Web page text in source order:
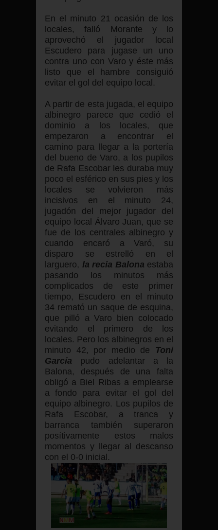
En el minuto 21 ocasión de los
locales, falló Morante y lo
aprovechó el jugador local
Escudero para jugase un uno
contra uno con Varo y éste más
listo que el hambre consiguió
evitar el gol del equipo local.
A partir de esta jugada, el equipo
albinegro parece que cedió el
dominio a los locales, que
empezaron a encontrar el
camino para llegar a la portería
del bueno de Varo, a los pupilos
de Rafa Escobar les duraba muy
poco el esférico en sus pies y los
locales se volvieron más
incisivos en el minuto 24,
jugadón del mejor jugador del
equipo local Álvaro Juan, que se
fue de los centrales albinegro y
cuando encaró a Varó, su
disparo se estrelló en el
larguero, la recia Balona estaba
pasando los minutos más
complicados de este primer
tiempo, Escudero en el minuto
34 remató un saque de esquina,
que pilló a Varo bien colocado
evitando el primero de los
locales. Pero los albinegros en el
minuto 42, por medio de Toni
García pudo adelantar a la
Balona, después de una falta
obligó a Biel Ribas a emplearse
a fondo para evitar el gol del
equipo albinegro. Los pupilos de
Rafa Escobar, a tranca y
barranca también superaron
posítivamente estos malos
momentos y llegar al descanso
con el 0-0 inicial.